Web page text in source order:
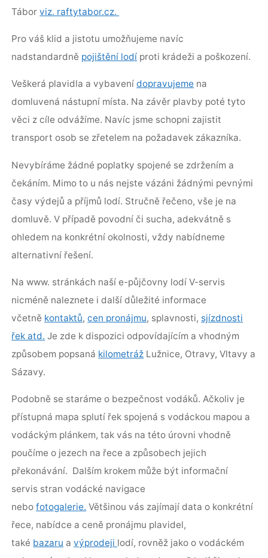
Táborviz. raftytabor.cz.
Pro váš klid a jistotu umožňujeme navíc
nadstandardně pojištění lodí proti krádeži a poškození.
Veškerá plavidla a vybavenídopravujeme na
domluvená nástupní místa. Na závěr plavby poté tyto
věci z cíle odvážíme. Navíc jsme schopni zajistit
transport osob se zřetelem na požadavek zákazníka.
Nevybíráme žádné poplatky spojené se zdržením a
čekáním. Mimo to u nás nejste vázáni žádnými pevnými
časy výdejů a příjmů lodí. Stručně řečeno, vše je na
domluvě. V případě povodní či sucha, adekvátně s
ohledem na konkrétní okolnosti, vždy nabídneme
alternativní řešení.
Na www. stránkách naší e-půjčovny lodí V-servis
nicméně naleznete i další důležité informace
včetně kontaktů,cen pronájmu, splavnosti, sjízdnosti
řek atd. Je zde k dispozici odpovídajícím a vhodným
způsobem popsaná kilometráž Lužnice, Otravy, Vltavy a
Sázavy.
Podobně se staráme o bezpečnost vodáků. Ačkoliv je
přístupná mapa splutí řek spojená s vodáckou mapou a
vodáckým plánkem, tak vás na této úrovni vhodně
poučíme o jezech na řece a způsobech jejich
překonávání. Dalším krokem může být informační
servis stran vodácké navigace
nebofotogalerie. Většinou vás zajímají data o konkrétní
řece, nabídce a ceně pronájmu plavidel,
také bazaru avýprodeji lodí, rovněž jako o vodáckém